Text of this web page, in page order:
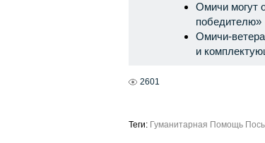
Омичи могут
победителю»
Омичи-
и
2601
Теги: Гуманитарная Помощь